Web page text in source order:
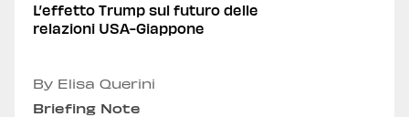
L’effetto Trump sul futuro delle
relazioni USA-Giappone
By Elisa Querini
Briefing Note